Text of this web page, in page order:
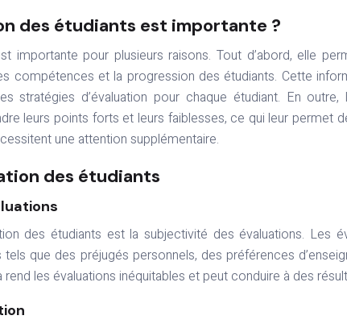
des étudiants est importante ?
importante pour plusieurs raisons. Tout d’abord, elle
compétences et la progression des étudiants. Cette
stratégies d’évaluation pour chaque étudiant. En outre,
leurs points forts et leurs faiblesses, ce qui leur permet
une attention supplémentaire.
des étudiants
des étudiants est la subjectivité des évaluations. Les
que des préjugés personnels, des préférences
les évaluations inéquitables et peut conduire à des